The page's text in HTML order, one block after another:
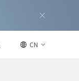
CN